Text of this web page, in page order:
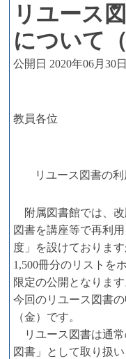
リユース
について（
公開日 2020年06月30日
教員各位
リユース図書の
附属図書館では、改
図書を講座等で再利
度」を設けておりま
1,500冊分のリストを
限定の公開となります
今回のリユース図書
（金）です。
リユース図書は通常
図書」として取り扱